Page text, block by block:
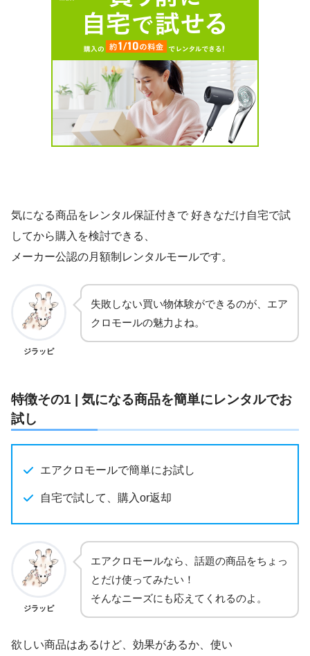
気になる商品をレンタル保証付きで 好きなだけ自宅で試
してから購入を検討できる、
メーカー公認の月額制レンタルモールです。
ジラッピ
失敗しない買い物体験ができるのが、エア
クロモールの魅力よね。
特徴その1 | 気になる商品を簡単にレンタルでお
試し
エアクロモールで簡単にお試し
自宅で試して、購入or返却
ジラッピ
エアクロモールなら、話題の商品をちょっ
とだけ使ってみたい！
そんなニーズにも応えてくれるのよ。
欲しい商品はあるけど、効果があるか、使い